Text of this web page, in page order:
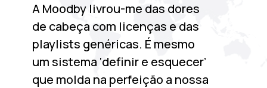
A Moodby livrou-me das dores
de cabeça com licenças e das
playlists genéricas. É mesmo
um sistema ‘definir e esquecer’
que molda na perfeição a nossa